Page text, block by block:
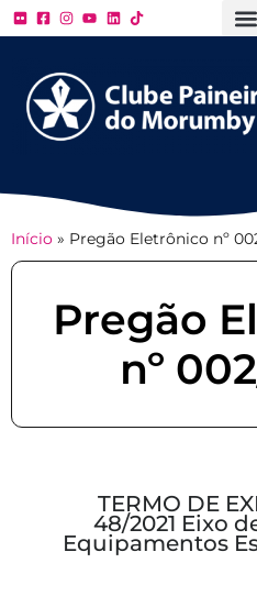
Início » Pregão Eletrônico nº
Pregão
nº
TERMO DE
48/2021 Eixo
Equipamentos